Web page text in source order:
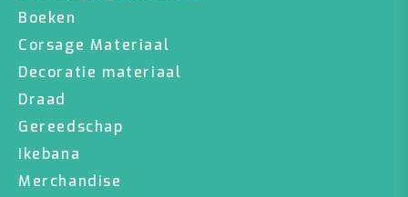
Boeken
Corsage Materiaal
Decoratie materiaal
Draad
Gereedschap
Ikebana
Merchandise